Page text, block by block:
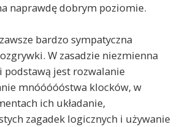
naprawdę dobrym poziomie.
bardzo sympatyczna
W zasadzie niezmienna
podstawą jest rozwalanie
mnóóóóóstwa klocków, w
ich układanie,
zagadek logicznych i używanie